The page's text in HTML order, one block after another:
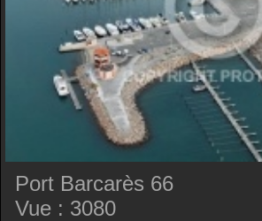
Port Barcarès 66
Vue : 3080